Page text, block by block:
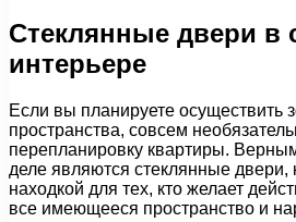
Стеклянные двери в
интерьере
Если вы планируете осуществить
пространства, совсем
перепланировку квартиры.
деле являются стеклянные двери,
находкой для тех, кто желает
все имеющееся пространство и